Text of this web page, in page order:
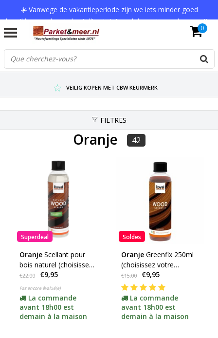
☀️ Vanwege de vakantieperiode zijn we iets minder goed
bereikbaar en kan je bestelling tot 1 werkdag extra onderweg zijn.
Bedankt voor je begrip!
VERZENDKOSTEN € 7,95 (GRATIS VA €75,-)
SCHERPSTE PRIJZEN TOT WEL 75% KORTING !
VEILIG KOPEN MET CBW KEURMERK
0
FILTRES
Oranje 42
Superdeal
Oranje Scellant pour
bois naturel (choisissez
votre contenu) -
promotion-
€22,00 €9,95
Pas encore évalué(e)
La commande
avant 18h00 est
demain à la maison
Soldes
Oranje Greenfix 250ml
(choisissez votre
couleur)
€15,00 €9,95
La commande
avant 18h00 est
demain à la maison